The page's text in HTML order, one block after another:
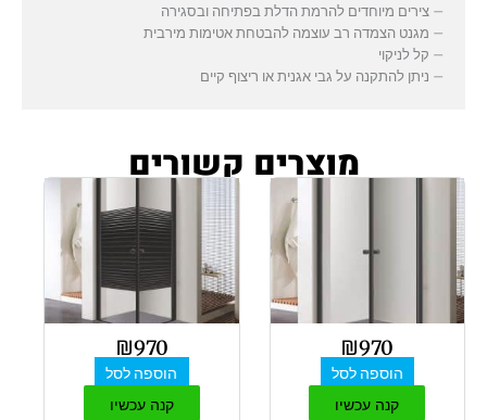
– צירים מיוחדים להרמת הדלת בפתיחה ובסגירה
– מגנט הצמדה רב עוצמה להבטחת אטימות מירבית
– קל לניקוי
– ניתן להתקנה על גבי אגנית או ריצוף קיים
מוצרים קשורים
₪970
הוספה לסל
קנה עכשיו
₪970
הוספה לסל
קנה עכשיו